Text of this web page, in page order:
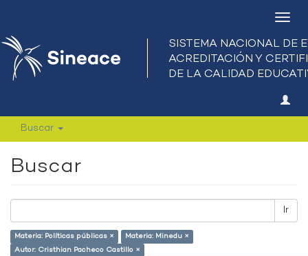
Buscar
Buscar
Ir
Materia: Políticas públicas ×
Materia: Minedu ×
Autor: Cristhian Pacheco Castillo ×